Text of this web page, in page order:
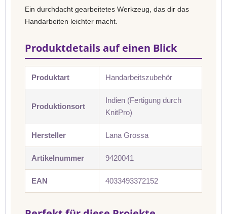
Ein durchdacht gearbeitetes Werkzeug, das dir das
Handarbeiten leichter macht.
Produktdetails auf einen Blick
Produktart Handarbeitszubehör
Produktionsort
Indien (Fertigung durch
KnitPro)
Hersteller Lana Grossa
Artikelnummer 9420041
EAN 4033493372152